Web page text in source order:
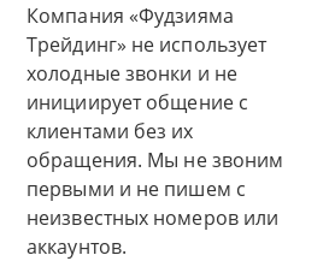
Компания «Фудзияма
Трейдинг» не использует
холодные звонки и не
инициирует общение с
клиентами без их
обращения. Мы не звоним
первыми и не пишем с
неизвестных номеров или
аккаунтов.